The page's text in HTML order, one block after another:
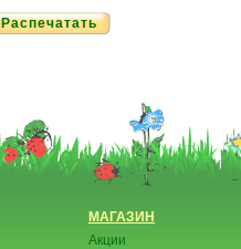
Распечатать
МАГАЗИН
Акции